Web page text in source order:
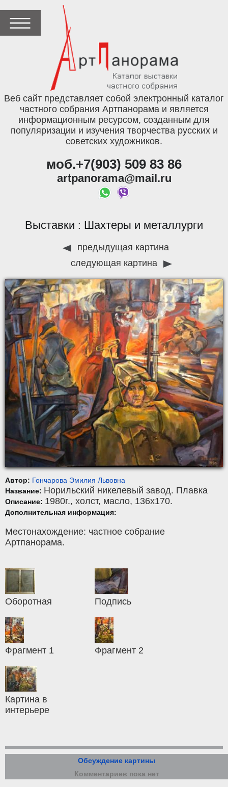
Веб сайт представляет собой электронный каталог
частного собрания Артпанорама и является
информационным ресурсом, созданным для
популяризации и изучения творчества русских и
советских художников.
моб.+7(903) 509 83 86
artpanorama@mail.ru
Выставки : Шахтеры и металлурги
предыдущая картина
следующая картина
Автор: Гончарова Эмилия Львовна
Название: Норильский никелевый завод. Плавка
Описание: 1980г., холст, масло, 136x170.
Дополнительная информация:
Местонахождение: частное собрание
Артпанорама.
Оборотная Подпись
Фрагмент 1 Фрагмент 2
Картина в
интерьере
Обсуждение картины
Комментариев пока нет